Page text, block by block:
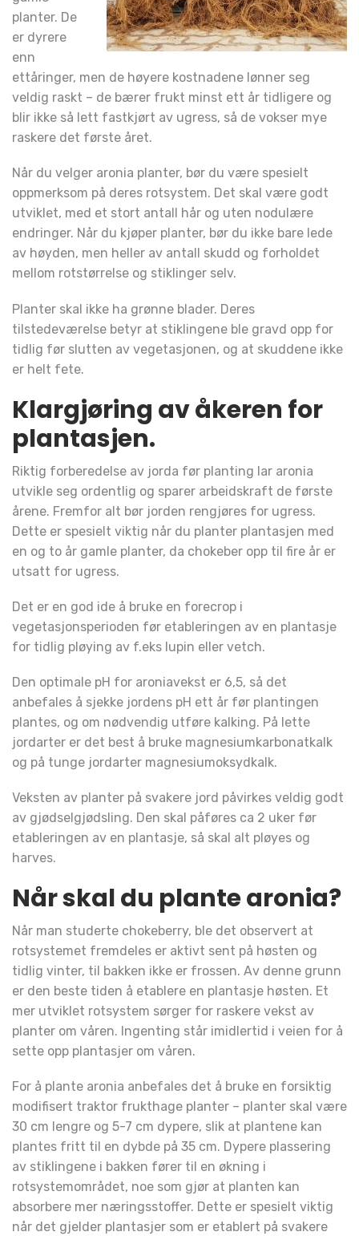
planter. De
er dyrere
enn
ettåringer, men de høyere kostnadene lønner seg
veldig raskt – de bærer frukt minst ett år tidligere og
blir ikke så lett fastkjørt av ugress, så de vokser mye
raskere det første året.
Når du velger aronia planter, bør du være spesielt
oppmerksom på deres rotsystem. Det skal være godt
utviklet, med et stort antall hår og uten nodulære
endringer. Når du kjøper planter, bør du ikke bare lede
av høyden, men heller av antall skudd og forholdet
mellom rotstørrelse og stiklinger selv.
Planter skal ikke ha grønne blader. Deres
tilstedeværelse betyr at stiklingene ble gravd opp for
tidlig før slutten av vegetasjonen, og at skuddene ikke
er helt fete.
Klargjøring av åkeren for
plantasjen.
Riktig forberedelse av jorda før planting lar aronia
utvikle seg ordentlig og sparer arbeidskraft de første
årene. Fremfor alt bør jorden rengjøres for ugress.
Dette er spesielt viktig når du planter plantasjen med
en og to år gamle planter, da chokeber opp til fire år er
utsatt for ugress.
Det er en god ide å bruke en forecrop i
vegetasjonsperioden før etableringen av en plantasje
for tidlig pløying av f.eks lupin eller vetch.
Den optimale pH for aroniavekst er 6,5, så det
anbefales å sjekke jordens pH ett år før plantingen
plantes, og om nødvendig utføre kalking. På lette
jordarter er det best å bruke magnesiumkarbonatkalk
og på tunge jordarter magnesiumoksydkalk.
Veksten av planter på svakere jord påvirkes veldig godt
av gjødselgjødsling. Den skal påføres ca 2 uker før
etableringen av en plantasje, så skal alt pløyes og
harves.
Når skal du plante aronia?
Når man studerte chokeberry, ble det observert at
rotsystemet fremdeles er aktivt sent på høsten og
tidlig vinter, til bakken ikke er frossen. Av denne grunn
er den beste tiden å etablere en plantasje høsten. Et
mer utviklet rotsystem sørger for raskere vekst av
planter om våren. Ingenting står imidlertid i veien for å
sette opp plantasjer om våren.
For å plante aronia anbefales det å bruke en forsiktig
modifisert traktor frukthage planter – planter skal være
30 cm lengre og 5-7 cm dypere, slik at plantene kan
plantes fritt til en dybde på 35 cm. Dypere plassering
av stiklingene i bakken fører til en økning i
rotsystemområdet, noe som gjør at planten kan
absorbere mer næringsstoffer. Dette er spesielt viktig
når det gjelder plantasjer som er etablert på svakere